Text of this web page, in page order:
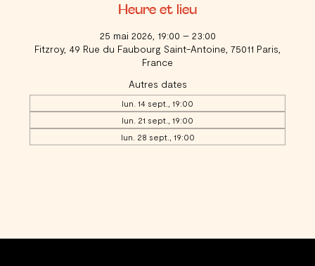
Heure et lieu
25 mai 2026, 19:00 – 23:00
Fitzroy, 49 Rue du Faubourg Saint-Antoine, 75011 Paris,
France
Autres dates
lun. 14 sept., 19:00
lun. 21 sept., 19:00
lun. 28 sept., 19:00